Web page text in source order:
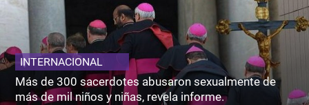
INTERNACIONAL
Más de 300 sacerdotes abusaron sexualmente de
más de mil niños y niñas, revela informe.